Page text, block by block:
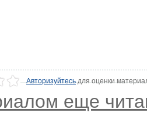
Авторизуйтесьдля оценки
еще